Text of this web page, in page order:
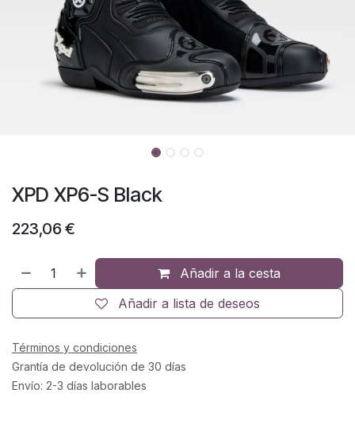
XPD XP6-S Black
223,06 €
Añadir a la cesta
Añadir a lista de deseos
Términos y condiciones
Grantía de devolución de 30 días
Envío: 2-3 días laborables